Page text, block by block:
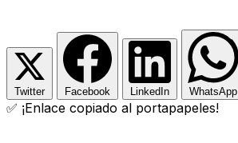
Twitter Facebook LinkedIn WhatsApp
✅ ¡Enlace copiado al portapapeles!